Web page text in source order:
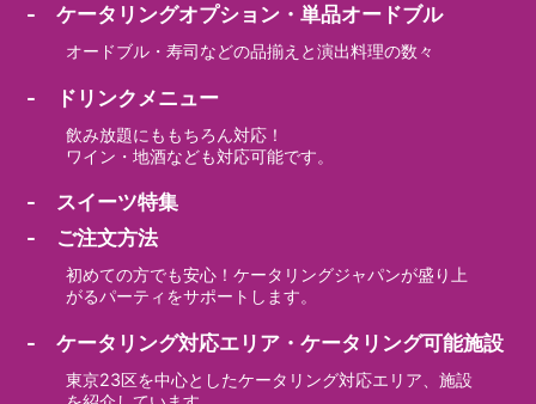
- ケータリングオプション・単品オードブル
オードブル・寿司などの品揃えと演出料理の数々
- ドリンクメニュー
飲み放題にももちろん対応！
ワイン・地酒なども対応可能です。
- スイーツ特集
- ご注文方法
初めての方でも安心！ケータリングジャパンが盛り上
がるパーティをサポートします。
- ケータリング対応エリア・ケータリング可能施設
東京23区を中心としたケータリング対応エリア、施設